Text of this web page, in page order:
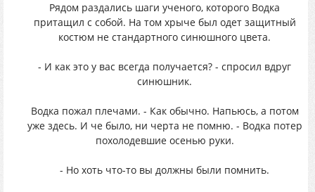
Рядом раздались шаги ученого, которого Водка
притащил с собой. На том хрыче был одет защитный
костюм не стандартного синюшного цвета.
- И как это у вас всегда получается? - спросил вдруг
синюшник.
Водка пожал плечами. - Как обычно. Напьюсь, а потом
уже здесь. И че было, ни черта не помню. - Водка потер
похолодевшие осенью руки.
- Но хоть что-то вы должны были помнить.